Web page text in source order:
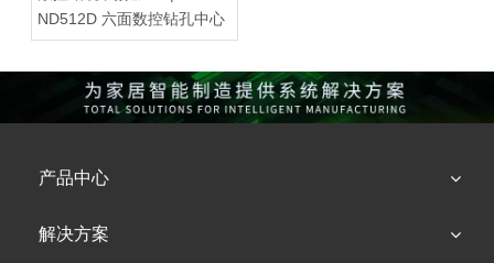
ND512D 六面数控钻孔中心
产品中心
解决方案